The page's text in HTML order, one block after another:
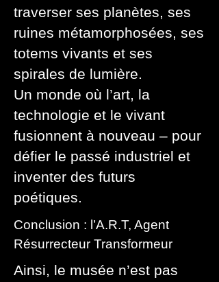
traverser ses planètes, ses
ruines métamorphosées, ses
totems vivants et ses
spirales de lumière.
Un monde où l’art, la
technologie et le vivant
fusionnent à nouveau – pour
défier le passé industriel et
inventer des futurs
poétiques.
Conclusion : l’A.R.T, Agent
Résurrecteur Transformeur
Ainsi, le musée n’est pas